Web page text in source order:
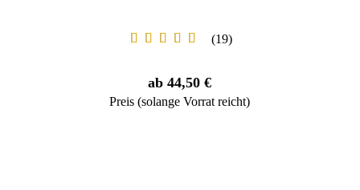
19
ab 44,50 €
Preis (solange Vorrat reicht)